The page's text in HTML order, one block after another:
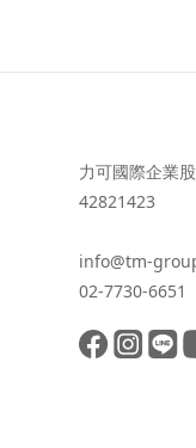
力可國際企業
42821423
info@tm-
02-7730-6651